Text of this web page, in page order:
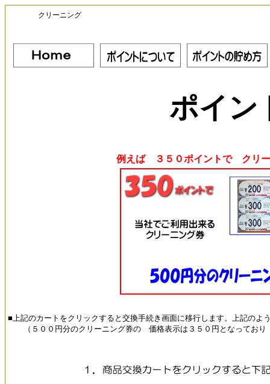
クリーニング
ポイン
例えば ３５０ポイントで クリー
■上記のカートをクリックすると交換手続き画面に移行します。上記の
（５００円分のクリーニング券の 価格表示は３５０円となっており